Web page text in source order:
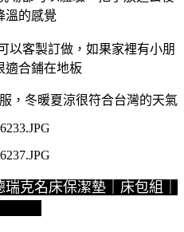
溫的感覺
以客製訂做，如果家裡有小朋
適合鋪在地板
，冬暖夏涼很符合台灣的天氣
名床保潔墊｜床包組｜